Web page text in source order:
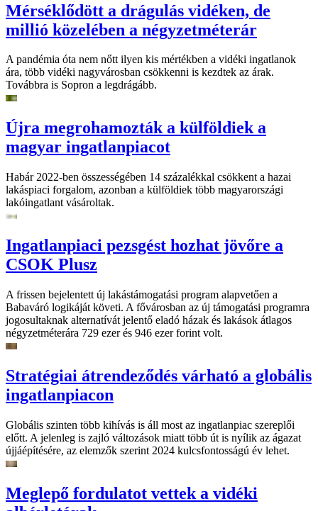
Mérséklődött a drágulás vidéken, de
millió közelében a négyzetméterár
A pandémia óta nem nőtt ilyen kis mértékben a vidéki ingatlanok
ára, több vidéki nagyvárosban csökkenni is kezdtek az árak.
Továbbra is Sopron a legdrágább.
Újra megrohamozták a külföldiek a
magyar ingatlanpiacot
Habár 2022-ben összességében 14 százalékkal csökkent a hazai
lakáspiaci forgalom, azonban a külföldiek több magyarországi
lakóingatlant vásároltak.
Ingatlanpiaci pezsgést hozhat jövőre a
CSOK Plusz
A frissen bejelentett új lakástámogatási program alapvetően a
Babaváró logikáját követi. A fővárosban az új támogatási programra
jogosultaknak alternatívát jelentő eladó házak és lakások átlagos
négyzetméterára 729 ezer és 946 ezer forint volt.
Stratégiai átrendeződés várható a globális
ingatlanpiacon
Globális szinten több kihívás is áll most az ingatlanpiac szereplői
előtt. A jelenleg is zajló változások miatt több út is nyílik az ágazat
újjáépítésére, az elemzők szerint 2024 kulcsfontosságú év lehet.
Meglepő fordulatot vettek a vidéki